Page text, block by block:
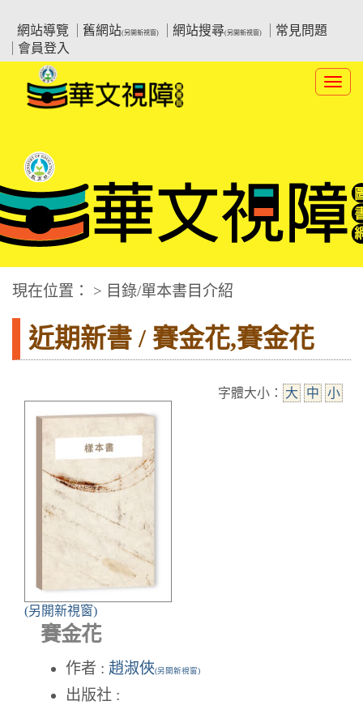
要
網站導覽
舊網站(另開新視窗) 網站搜尋(另開新視窗)
常見問題
會員登入
:::中央區塊
華文視障電子圖書網
現在位置： > 目錄/單本書目介紹
近期新書 / 賽金花,賽金花
字體大小： 大 中 小
(另開新視窗)
賽金花
作者 : 趙淑俠(另開新視窗)
出版社 :